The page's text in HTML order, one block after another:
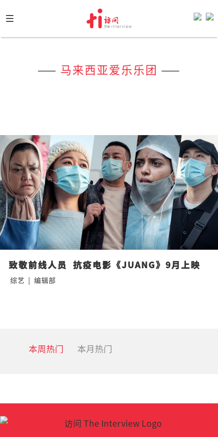
to
content
—— 马来西亚爱乐乐团 ——
致敬前线人员  抗疫电影《JUANG》9月上映
综艺 | 编辑部
本周热门 本月热门